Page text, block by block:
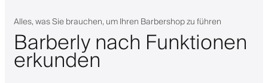
Alles, was Sie brauchen, um Ihren Barbershop zu führen
Barberly nach Funktionen
erkunden